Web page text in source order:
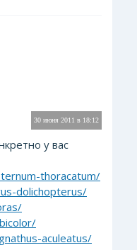
30 июня 2011 в 18:12
у вас
thoracatum/
dolichopterus/
aculeatus/